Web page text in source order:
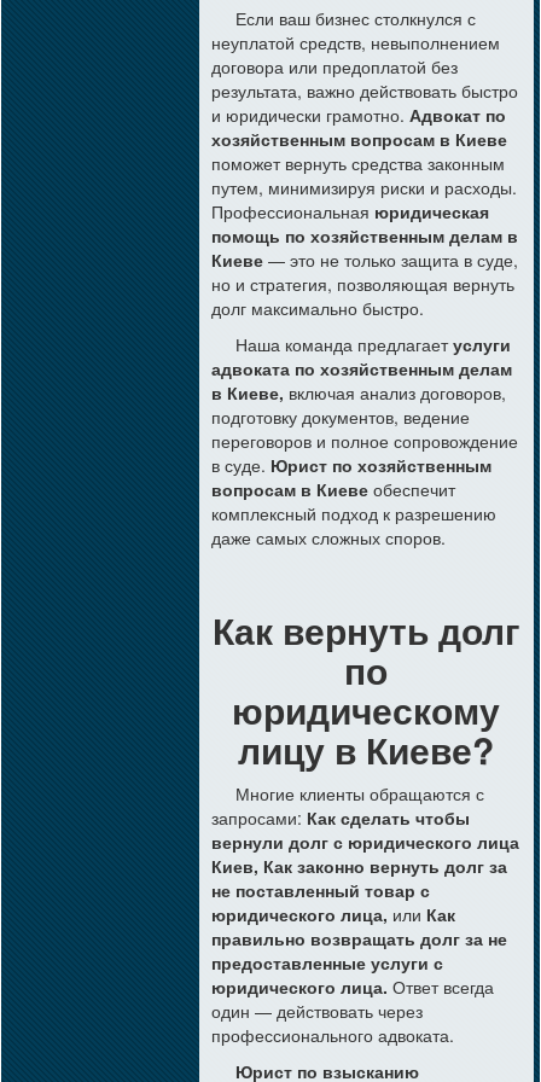
Если ваш бизнес столкнулся с
неуплатой средств, невыполнением
договора или предоплатой без
результата, важно действовать быстро
и юридически грамотно. Адвокат по
хозяйственным вопросам в Киеве
поможет вернуть средства законным
путем, минимизируя риски и расходы.
Профессиональная юридическая
помощь по хозяйственным делам в
Киеве — это не только защита в суде,
но и стратегия, позволяющая вернуть
долг максимально быстро.
Наша команда предлагаетуслуги
адвоката по хозяйственным делам
в Киеве, включая анализ договоров,
подготовку документов, ведение
переговоров и полное сопровождение
в суде. Юрист по хозяйственным
вопросам в Киеве обеспечит
комплексный подход к разрешению
даже самых сложных споров.
Как вернуть долг
по
юридическому
лицу в Киеве?
Многие клиенты обращаются с
запросами: Как сделать чтобы
вернули долг с юридического лица
Киев, Как законно вернуть долг за
не поставленный товар с
юридического лица, или Как
правильно возвращать долг за не
предоставленные услуги с
юридического лица. Ответ всегда
один — действовать через
профессионального адвоката.
Юрист по взысканию